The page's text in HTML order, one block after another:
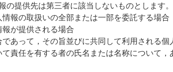
提供先は第三者に該当しないものとします。
報の取扱いの全部または一部を委託する場合
が提供される場合
あって，その旨並びに共同して利用される
責任を有する者の氏名または名称について